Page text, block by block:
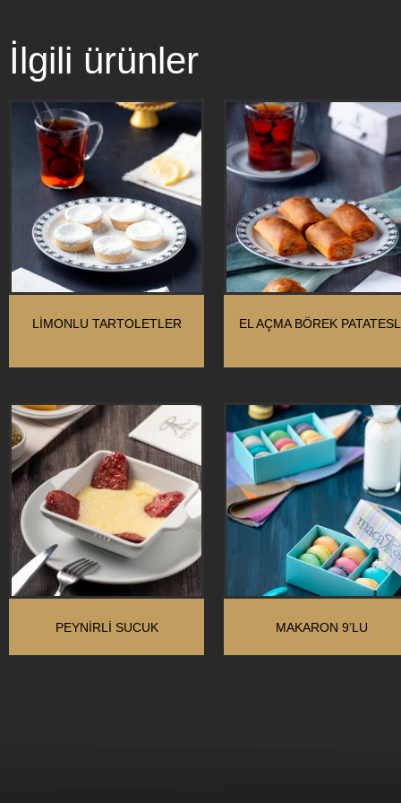
İlgili ürünler
LIMONLU TARTOLETLER EL AÇMA BÖREK
PEYNIRLI SUCUK MAKARON 9’LU